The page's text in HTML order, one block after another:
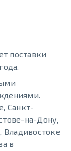
поставки
Санкт-
на-Дону,
Владивостоке
в